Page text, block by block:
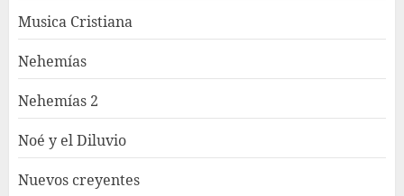
Musica Cristiana
Nehemías
Nehemías 2
Noé y el Diluvio
Nuevos creyentes